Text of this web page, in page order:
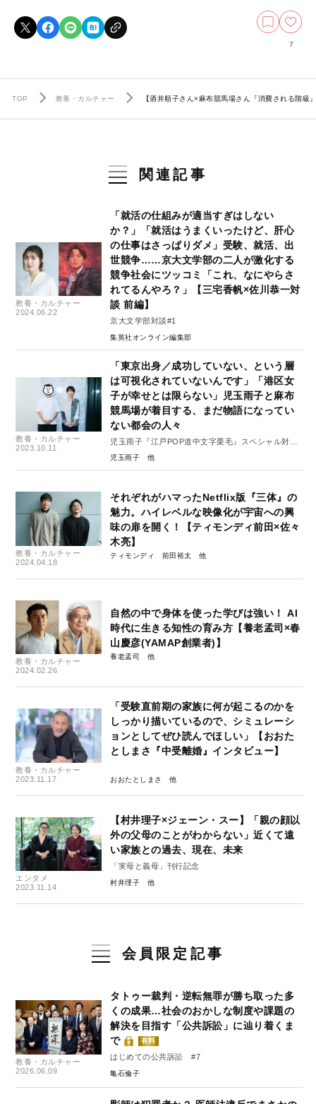
7
TOP 教養・カルチャー 【酒井順子さん×麻布競馬場さん『消費される階
関連記事
教養・カルチャー
2024.06.22
「就活の仕組みが適当すぎはしない
か？」「就活はうまくいったけど、肝心
の仕事はさっぱりダメ」受験、就活、出
世競争……京大文学部の二人が激化する
競争社会にツッコミ「これ、なにやらさ
れてるんやろ？」【三宅香帆×佐川恭一対
談 前編】
京大文学部対談#1
集英社オンライン編集部
教養・カルチャー
2023.10.11
「東京出身／成功していない、という層
は可視化されていないんです」「港区女
子が幸せとは限らない」児玉雨子と麻布
競馬場が着目する、まだ物語になってい
ない都会の人々
児玉雨子『江戸POP道中文字栗毛』スペシャル対談
（後編）
児玉雨子
教養・カルチャー
2024.04.18
それぞれがハマったNetflix版『三体』の
魅力。ハイレベルな映像化が宇宙への興
味の扉を開く！【ティモンディ前田×佐々
木亮】
ティモンディ 前田裕太
教養・カルチャー
2024.02.26
自然の中で身体を使った学びは強い！ AI
時代に生きる知性の育み方【養老孟司×春
山慶彦(YAMAP創業者)】
養老孟司
教養・カルチャー
2023.11.17
「受験直前期の家族に何が起こるのかを
しっかり描いているので、シミュレーシ
ョンとしてぜひ読んでほしい」【おおた
としまさ『中受離婚』インタビュー】
おおたとしまさ
エンタメ
2023.11.14
【村井理子×ジェーン・スー】「親の顔以
外の父母のことがわからない」近くて遠
い家族との過去、現在、未来
「実母と義母」刊行記念
村井理子
会員限定記事
教養・カルチャー
2026.06.09
タトゥー裁判・逆転無罪が勝ち取った多
くの成果…社会のおかしな制度や課題の
解決を目指す「公共訴訟」に辿り着くま
で
有料
はじめての公共訴訟 #7
亀石倫子